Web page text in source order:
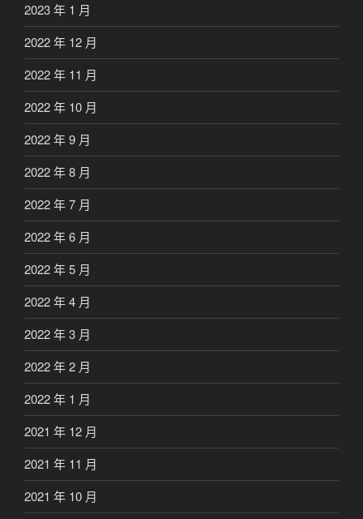
2023 年 1 月
2022 年 12 月
2022 年 11 月
2022 年 10 月
2022 年 9 月
2022 年 8 月
2022 年 7 月
2022 年 6 月
2022 年 5 月
2022 年 4 月
2022 年 3 月
2022 年 2 月
2022 年 1 月
2021 年 12 月
2021 年 11 月
2021 年 10 月